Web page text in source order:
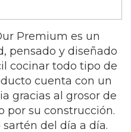
Premium es un
pensado y diseñado
cocinar todo tipo de
cuenta con un
gracias al grosor de
por su construcción.
del día a día.